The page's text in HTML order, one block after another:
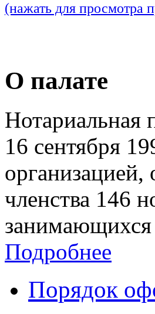
(нажать для просмотра
О палате
Нотариальная
16 сентября
организацией,
членства 146
занимающихся
Подробнее
Порядок